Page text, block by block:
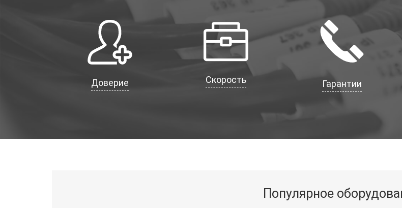
Доверие Скорость Гарантии
Популярное